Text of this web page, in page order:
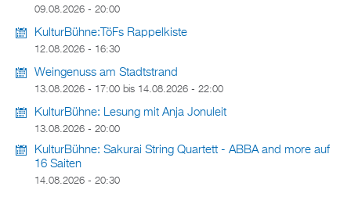
09.08.2026 - 20:00
KulturBühne:TöFs Rappelkiste
12.08.2026 - 16:30
Weingenuss am Stadtstrand
13.08.2026 - 17:00 bis 14.08.2026 - 22:00
KulturBühne: Lesung mit Anja Jonuleit
13.08.2026 - 20:00
KulturBühne: Sakurai String Quartett - ABBA and more auf
16 Saiten
14.08.2026 - 20:30